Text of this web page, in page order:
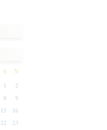
S N
1 2
8 9
15 16
22 23